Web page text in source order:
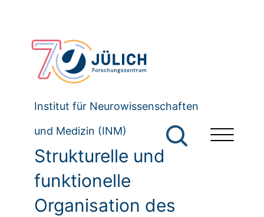
Institut für Neurowissenschaften
und Medizin (INM)
Strukturelle und
funktionelle
Organisation des